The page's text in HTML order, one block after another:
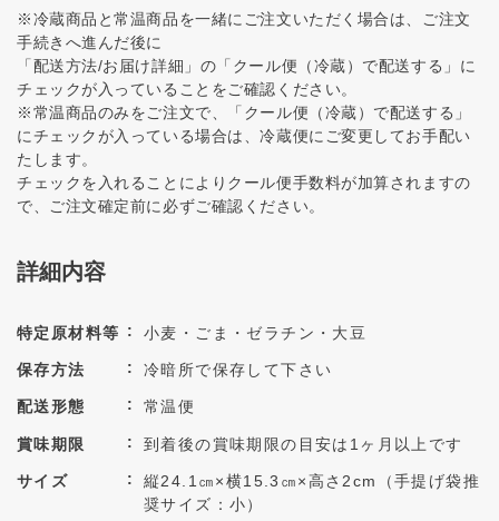
※冷蔵商品と常温商品を一緒にご注文いただく場合は、ご注文
手続きへ進んだ後に
「配送方法/お届け詳細」の「クール便（冷蔵）で配送する」に
チェックが入っていることをご確認ください。
※常温商品のみをご注文で、「クール便（冷蔵）で配送する」
にチェックが入っている場合は、冷蔵便にご変更してお手配い
たします。
チェックを入れることによりクール便手数料が加算されますの
で、ご注文確定前に必ずご確認ください。
詳細内容
特定原材料等 小麦・ごま・ゼラチン・大豆
保存方法 冷暗所で保存して下さい
配送形態 常温便
賞味期限 到着後の賞味期限の目安は1ヶ月以上です
サイズ
縦24.1㎝×横15.3㎝×高さ2cm（手提げ袋推
奨サイズ：小）